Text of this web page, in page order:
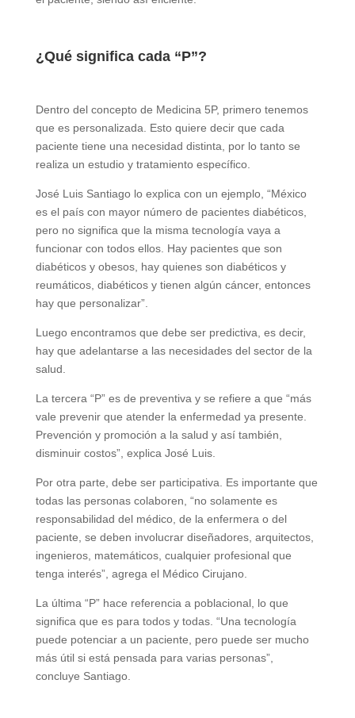
¿Qué significa cada “P”?
Dentro del concepto de Medicina 5P, primero tenemos
que es personalizada. Esto quiere decir que cada
paciente tiene una necesidad distinta, por lo tanto se
realiza un estudio y tratamiento específico.
José Luis Santiago lo explica con un ejemplo, “México
es el país con mayor número de pacientes diabéticos,
pero no significa que la misma tecnología vaya a
funcionar con todos ellos. Hay pacientes que son
diabéticos y obesos, hay quienes son diabéticos y
reumáticos, diabéticos y tienen algún cáncer, entonces
hay que personalizar”.
Luego encontramos que debe ser predictiva, es decir,
hay que adelantarse a las necesidades del sector de la
salud.
La tercera “P” es de preventiva y se refiere a que “más
vale prevenir que atender la enfermedad ya presente.
Prevención y promoción a la salud y así también,
disminuir costos”, explica José Luis.
Por otra parte, debe ser participativa. Es importante que
todas las personas colaboren, “no solamente es
responsabilidad del médico, de la enfermera o del
paciente, se deben involucrar diseñadores, arquitectos,
ingenieros, matemáticos, cualquier profesional que
tenga interés”, agrega el Médico Cirujano.
La última “P” hace referencia a poblacional, lo que
significa que es para todos y todas. “Una tecnología
puede potenciar a un paciente, pero puede ser mucho
más útil si está pensada para varias personas”,
concluye Santiago.